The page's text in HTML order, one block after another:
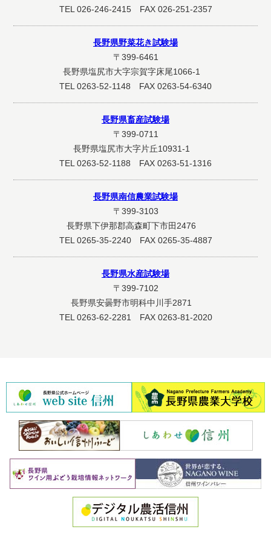
TEL 026-246-2415 FAX 026-251-2357
長野県野菜花き試験場
〒399-6461
長野県塩尻市大字宗賀字床尾1066-1
TEL 0263-52-1148 FAX 0263-54-6340
長野県畜産試験場
〒399-0711
長野県塩尻市大字片丘10931-1
TEL 0263-52-1188 FAX 0263-51-1316
長野県南信農業試験場
〒399-3103
長野県下伊那郡高森町下市田2476
TEL 0265-35-2240 FAX 0265-35-4887
長野県水産試験場
〒399-7102
長野県安曇野市明科中川手2871
TEL 0263-62-2281 FAX 0263-81-2020